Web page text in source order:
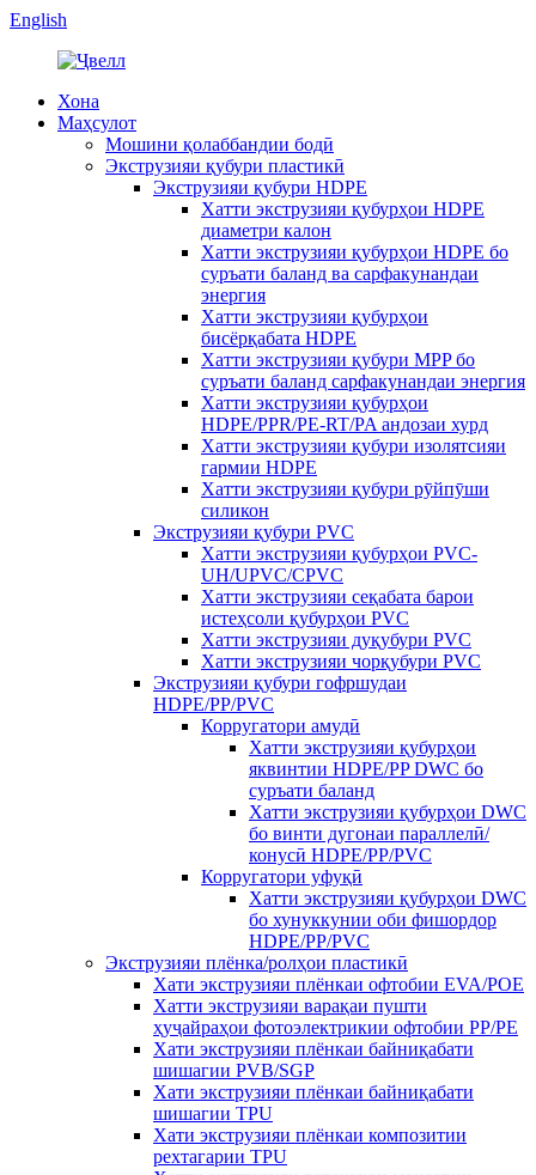
English
Хона
Маҳсулот
Мошини қолаббандии бодӣ
Экструзияи қубури пластикӣ
Экструзияи қубури HDPE
Хатти экструзияи қубурҳои HDPE
диаметри калон
Хатти экструзияи қубурҳои HDPE бо
суръати баланд ва сарфакунандаи
энергия
Хатти экструзияи қубурҳои
бисёрқабата HDPE
Хатти экструзияи қубури MPP бо
суръати баланд сарфакунандаи энергия
Хатти экструзияи қубурҳои
HDPE/PPR/PE-RT/PA андозаи хурд
Хатти экструзияи қубури изолятсияи
гармии HDPE
Хатти экструзияи қубури рӯйпӯши
силикон
Экструзияи қубури PVC
Хатти экструзияи қубурҳои PVC-
UH/UPVC/CPVC
Хатти экструзияи сеқабата барои
истеҳсоли қубурҳои PVC
Хатти экструзияи дуқубури PVC
Хатти экструзияи чорқубури PVC
Экструзияи қубури гофршудаи
HDPE/PP/PVC
Корругатори амудӣ
Хатти экструзияи қубурҳои
яквинтии HDPE/PP DWC бо
суръати баланд
Хатти экструзияи қубурҳои DWC
бо винти дугонаи параллелӣ/
конусӣ HDPE/PP/PVC
Корругатори уфуқӣ
Хатти экструзияи қубурҳои DWC
бо хунуккунии оби фишордор
HDPE/PP/PVC
Экструзияи плёнка/ролҳои пластикӣ
Хати экструзияи плёнкаи офтобии EVA/POE
Хатти экструзияи варақаи пушти
ҳуҷайраҳои фотоэлектрикии офтобии PP/PE
Хати экструзияи плёнкаи байниқабати
шишагии PVB/SGP
Хати экструзияи плёнкаи байниқабати
шишагии TPU
Хати экструзияи плёнкаи композитии
рехтагарии TPU